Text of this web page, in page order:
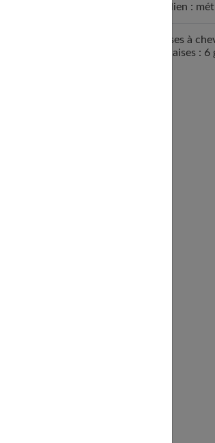
ans
brésilien :
Brosses à
françaises :